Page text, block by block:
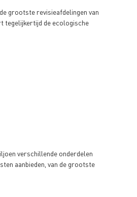
grootste revisieafdelingen van
tegelijkertijd de ecologische
verschillende onderdelen
aanbieden, van de grootste